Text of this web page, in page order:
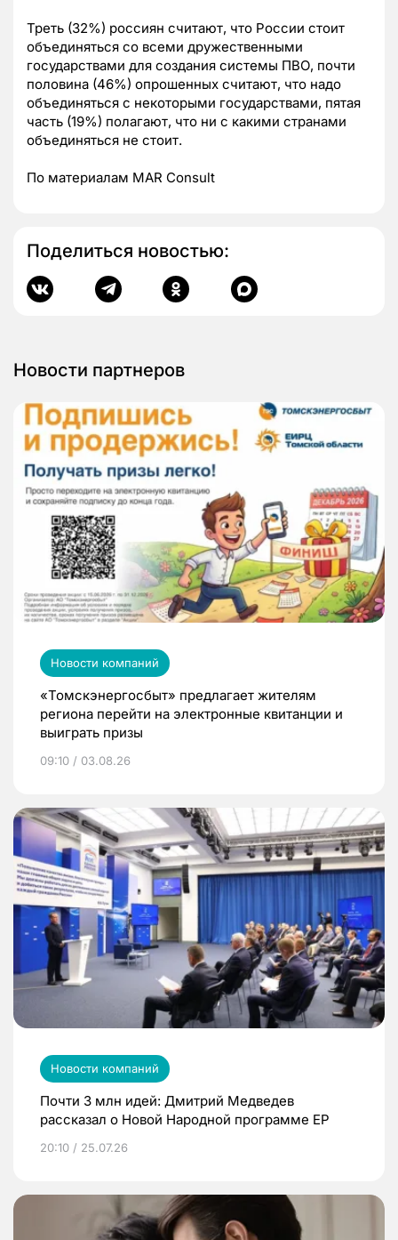
Треть (32%) россиян считают, что России стоит
объединяться со всеми дружественными
государствами для создания системы ПВО, почти
половина (46%) опрошенных считают, что надо
объединяться с некоторыми государствами, пятая
часть (19%) полагают, что ни с какими странами
объединяться не стоит.
По материалам MAR Consult
Поделиться новостью:
Новости партнеров
Новости компаний
«Томскэнергосбыт» предлагает жителям
региона перейти на электронные квитанции и
выиграть призы
09:10 / 03.08.26
Новости компаний
Почти 3 млн идей: Дмитрий Медведев
рассказал о Новой Народной программе ЕР
20:10 / 25.07.26